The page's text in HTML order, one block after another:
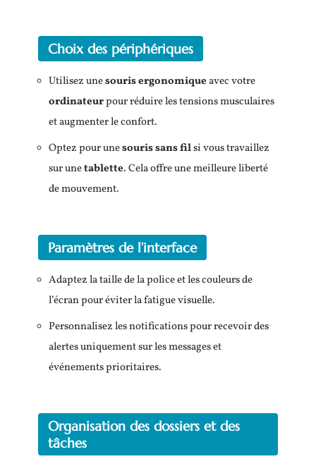
Choix des périphériques
Utilisez unesouris ergonomiqueavec votre
ordinateurpour réduire les tensions musculaires
et augmenter le confort.
Optez pour unesouris sans filsi vous travaillez
sur unetablette. Cela offre une meilleure liberté
de mouvement.
Paramètres de l’interface
Adaptez la taille de la police et les couleurs de
l’écran pour éviter la fatigue visuelle.
Personnalisez les notifications pour recevoir des
alertes uniquement sur les messages et
événements prioritaires.
Organisation des dossiers et des
tâches